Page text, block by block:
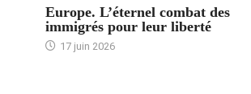
Europe. L’éternel combat des
immigrés pour leur liberté
17 juin 2026